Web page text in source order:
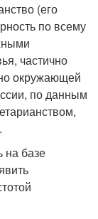
(его
по всему
частично
окружающей
по данным
на базе